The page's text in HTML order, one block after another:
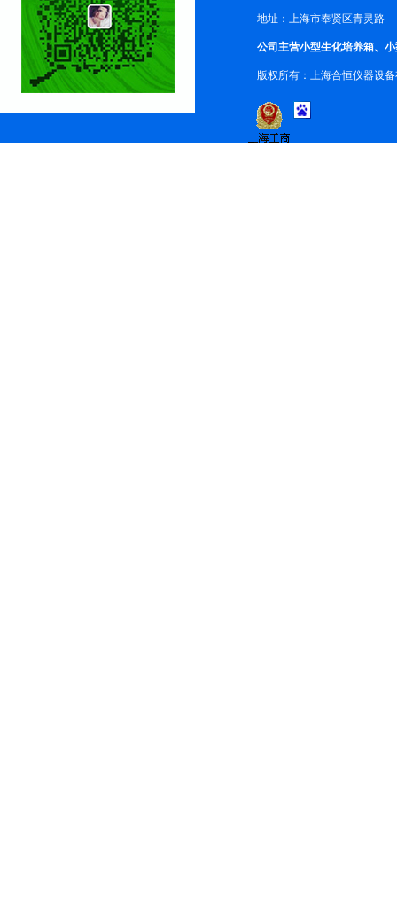
地址：上海市奉贤区青灵路
公司主营小型生化培养箱、
版权所有：上海合恒仪器设